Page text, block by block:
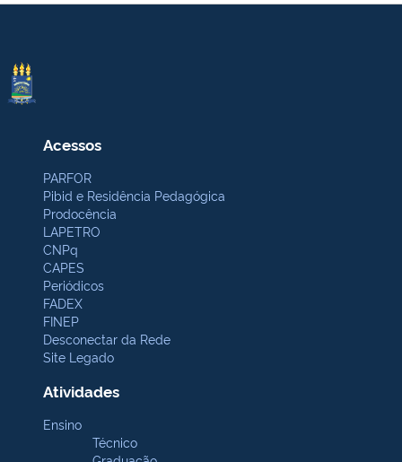
Acessos
PARFOR
Pibid e Residência Pedagógica
Prodocência
LAPETRO
CNPq
CAPES
Periódicos
FADEX
FINEP
Desconectar da Rede
Site Legado
Atividades
Ensino
Técnico